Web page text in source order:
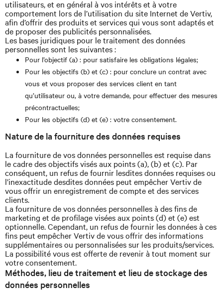
utilisateurs, et en général à vos intérêts et à votre
comportement lors de l’utilisation du site Internet de Vertiv,
afin d’offrir des produits et services qui vous sont adaptés et
de proposer des publicités personnalisées.
Les bases juridiques pour le traitement des données
personnelles sont les suivantes :
Pour l’objectif (a) : pour satisfaire les obligations légales;
Pour les objectifs (b) et (c) : pour conclure un contrat avec
vous et vous proposer des services client en tant
qu’utilisateur ou, à votre demande, pour effectuer des mesures
précontractuelles;
Pour les objectifs (d) et (e) : votre consentement.
Nature de la fourniture des données requises
La fourniture de vos données personnelles est requise dans
le cadre des objectifs visés aux points (a), (b) et (c). Par
conséquent, un refus de fournir lesdites données requises ou
l’inexactitude desdites données peut empêcher Vertiv de
vous offrir un enregistrement de compte et des services
clients.
La fourniture de vos données personnelles à des fins de
marketing et de profilage visées aux points (d) et (e) est
optionnelle. Cependant, un refus de fournir les données à ces
fins peut empêcher Vertiv de vous offrir des informations
supplémentaires ou personnalisées sur les produits/services.
La possibilité vous est offerte de revenir à tout moment sur
votre consentement.
Méthodes, lieu de traitement et lieu de stockage des
données personnelles